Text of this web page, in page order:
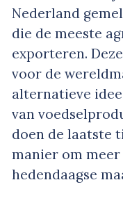
Nederland
die de meeste
exporteren.
voor de
alternatieve
van
doen de laatste
manier om
hedendaagse